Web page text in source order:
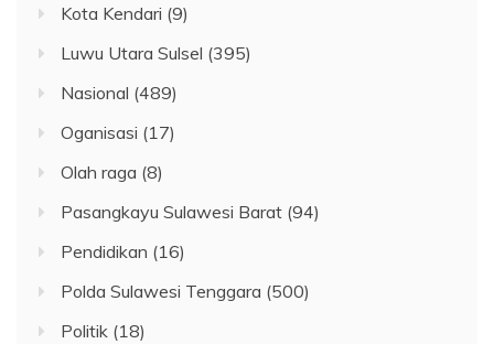
Kota Kendari (9)
Luwu Utara Sulsel (395)
Nasional (489)
Oganisasi (17)
Olah raga (8)
Pasangkayu Sulawesi Barat (94)
Pendidikan (16)
Polda Sulawesi Tenggara (500)
Politik (18)